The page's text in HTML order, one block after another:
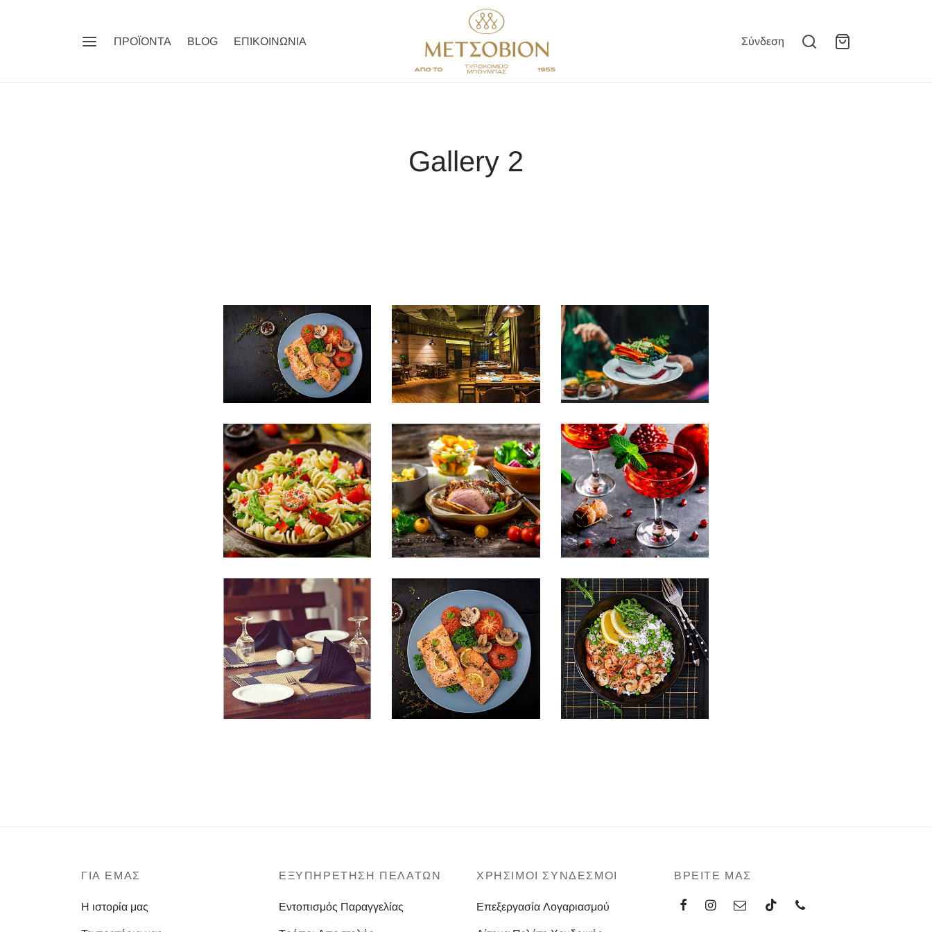
ΠΡΟΪΟΝΤΑ BLOG ΕΠΙΚΟΙΝΩΝΙΑ Σύνδεση
Gallery 2
ΓΙΑ ΕΜΑΣ
Η ιστορία μας
ΕΞΥΠΗΡΕΤΗΣΗ ΠΕΛΑΤΩΝ
Εντοπισμός Παραγγελίας
ΧΡΗΣΙΜΟΙ ΣΥΝΔΕΣΜΟΙ
Επεξεργασία Λογαριασμού
ΒΡΕΙΤΕ ΜΑΣ